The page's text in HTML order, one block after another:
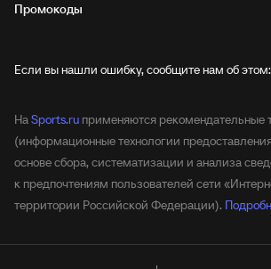
Промокоды
Если вы нашли ошибку, сообщите нам об этом:
НаSports.ru применяются рекомендательные
(информационные технологии
основе сбора, систематизации и анализа
к предпочтениям пользователей сети
территории Российской Федерации).